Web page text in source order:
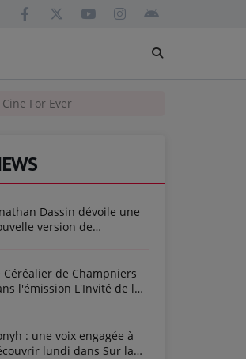
For Ever
Dassin dévoile une
version de
Céréalier de Champniers
l'émission L'Invité de la
: une voix engagée à
lundi dans Sur la